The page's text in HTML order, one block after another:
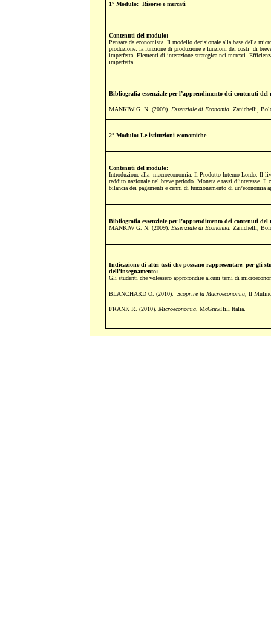
1° Modulo: Risorse e mercati
Contenuti del modulo:
Pensare da economista. Il modello decisionale alla base della
produzione: la funzione di produzione e funzioni dei costi di
imperfetta. Elementi di interazione strategica nei mercati.
imperfetta.
Bibliografia essenziale per l’apprendimento dei contenuti del
MANKIW G. N. (2009). Essenziale di Economia. Zanichelli,
2° Modulo: Le istituzioni economiche
Contenuti del modulo:
Introduzione alla macroeconomia. Il Prodotto Interno Lordo. Il
reddito nazionale nel breve periodo. Moneta e tassi d’interesse.
bilancia dei pagamenti e cenni di funzionamento di un’economia
Bibliografia essenziale per l’apprendimento dei contenuti del
MANKIW G. N. (2009).
Essenziale di Economia. Zanichelli,
Indicazione di altri testi che possano rappresentare, per gli
dell’insegnamento:
Gli studenti che volessero approfondire alcuni temi di
BLANCHARD O. (2010). Scoprire la Macroeconomia, Il
FRANK R. (2010). Microeconomia, McGrawHill Italia.